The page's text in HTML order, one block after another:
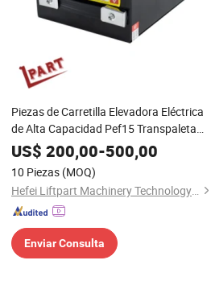
Piezas de Carretilla Elevadora Eléctrica
de Alta Capacidad Pef15 Transpaleta
Mini Batería de Litio CH48V10ah para
Larga Vida Útil
US$ 200,00-500,00
10 Piezas (MOQ)
Hefei Liftpart Machinery Technology Co., Ltd.
Enviar Consulta